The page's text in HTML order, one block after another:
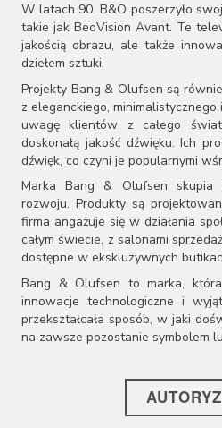
W latach 90. B&O poszerzyło
takie jak BeoVision Avant. Te
jakością obrazu, ale także
dziełem sztuki.
Projekty Bang & Olufsen są
z eleganckiego,
uwagę klientów z całego
doskonałą jakość dźwięku. Ich
dźwięk, co czyni je popularnymi
Marka Bang & Olufsen skupia
rozwoju. Produkty są
firma angażuje się w działania
całym świecie, z salonami
dostępne w ekskluzywnych
Bang & Olufsen to marka, która
innowacje technologiczne i
przekształcała sposób, w jaki
na zawsze pozostanie symbolem